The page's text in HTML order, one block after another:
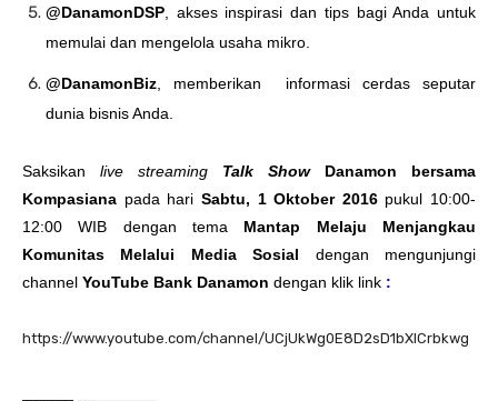
@DanamonDSP , akses inspirasi dan tips bagi Anda untuk
memulai dan mengelola usaha mikro.
@DanamonBiz , memberikan informasi cerdas seputar
dunia bisnis Anda.
Saksikan live streaming Talk Show Danamon bersama
Kompasiana pada hari Sabtu, 1 Oktober 2016 pukul 10:00-
12:00 WIB dengan tema Mantap Melaju Menjangkau
Komunitas Melalui Media Sosial dengan mengunjungi
channel YouTube Bank Danamon dengan klik link :
https://www.youtube.com/channel/UCjUkWg0E8D2sD1bXlCrbkwg